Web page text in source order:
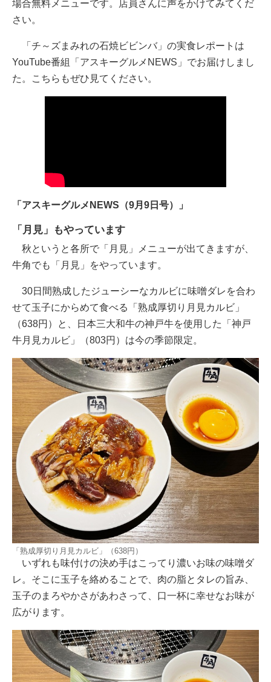
場合無料メニューです。店員さんに声をかけてみてくだ
さい。
「チ～ズまみれの石焼ビビンバ」の実食レポートは
YouTube番組「アスキーグルメNEWS」でお届けしまし
た。こちらもぜひ見てください。
「アスキーグルメNEWS（9月9日号）」
「月見」もやっています
秋というと各所で「月見」メニューが出てきますが、
牛角でも「月見」をやっています。
30日間熟成したジューシーなカルビに味噌ダレを合わ
せて玉子にからめて食べる「熟成厚切り月見カルビ」
（638円）と、日本三大和牛の神戸牛を使用した「神戸
牛月見カルビ」（803円）は今の季節限定。
「熟成厚切り月見カルビ」（638円）
いずれも味付けの決め手はこってり濃いお味の味噌ダ
レ。そこに玉子を絡めることで、肉の脂とタレの旨み、
玉子のまろやかさがあわさって、口一杯に幸せなお味が
広がります。